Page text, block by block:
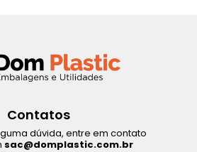
Contatos
dúvida, entre em contato
sac@domplastic.com.br